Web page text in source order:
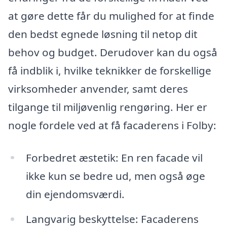
at gøre dette får du mulighed for at finde
den bedst egnede løsning til netop dit
behov og budget. Derudover kan du også
få indblik i, hvilke teknikker de forskellige
virksomheder anvender, samt deres
tilgange til miljøvenlig rengøring. Her er
nogle fordele ved at få facaderens i Folby:
Forbedret æstetik: En ren facade vil
ikke kun se bedre ud, men også øge
din ejendomsværdi.
Langvarig beskyttelse: Facaderens